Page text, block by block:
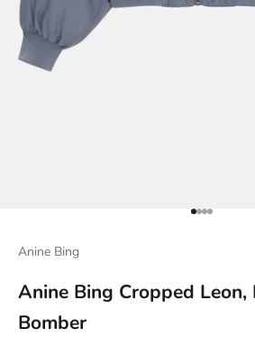
Gehe zu
Gehe zu
Gehe zu
Gehe zu
Anine Bing
Anine Bing Cropped Leon,
Bomber